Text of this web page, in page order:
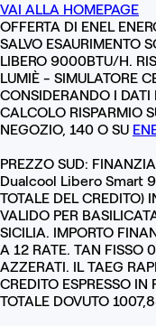
VAI ALLA HOMEPAGE
OFFERTA DI ENEL
SALVO ESAURIMENTO
LIBERO 9000BTU/H.
LUMIÈ - SIMULATORE
CONSIDERANDO I
CALCOLO RISPARMIO
NEGOZIO, 140 O SU
PREZZO SUD:
Dualcool Libero Smart
TOTALE DEL
VALIDO PER
SICILIA. IMPORTO
A 12 RATE. TAN FISSO
AZZERATI. IL TAEG
CREDITO ESPRESSO IN
TOTALE DOVUTO